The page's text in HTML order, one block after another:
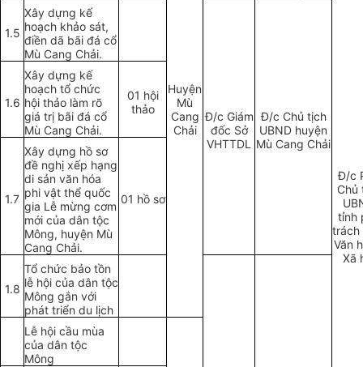
Huyện
Mù
Cang
Chải
Đ/c
Chủ
tỉnh
trách
Văn
Xã
1.5
Xây dựng kế
hoạch khảo sát,
điền dã bãi đá cổ
Mù Cang Chải.
Đ/c Giám
đốc Sở
VHTTDL
Đ/c Chủ tịch
UBND huyện
Mù Cang Chải
1.6
Xây dựng kế
hoạch tổ chức
hội thảo làm rõ
giá trị bãi đá cổ
Mù Cang Chải.
01 hội
thảo
1.7
Xây dựng hồ sơ
đề nghị xếp hạng
di sản văn hóa
phi vật thể quốc
gia Lễ mừng cơm
mới của dân tộc
Mông, huyện Mù
Cang Chải.
01 hồ sơ
1.8
Tổ chức bảo tồn
lễ hội của dân tộc
Mông gắn với
phát triển du lịch
Lễ hội cầu mùa
của dân tộc
Mông